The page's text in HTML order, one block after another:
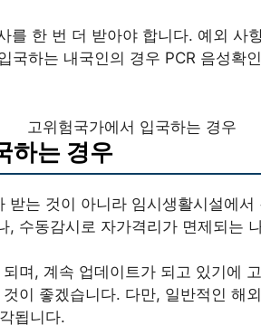
를 한 번 더 받아야 합니다. 예외 사
국하는 내국인의 경우 PCR 음성확
고위험국가에서 입국하는 경우
하는 경우
받는 것이 아니라 임시생활시설에
, 수동감시로 자가격리가 면제되는
며, 계속 업데이트가 되고 있기에
이 좋겠습니다. 다만, 일반적인 해
됩니다.